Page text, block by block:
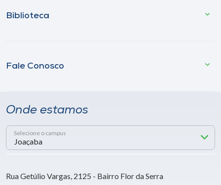
Biblioteca
Fale Conosco
Onde estamos
Selecione o campus
Rua Getúlio Vargas, 2125 - Bairro Flor da Serra